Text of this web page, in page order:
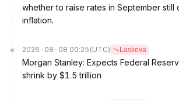
whether to raise rates in September still
inflation.
2026-08-08 00:25 (UTC) Laskeva
Morgan Stanley: Expects Federal
shrink by $1.5 trillion